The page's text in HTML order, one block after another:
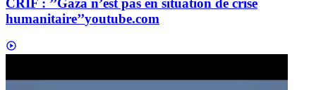
CRIF : ’’Gaza n’est pas en situation de crise
humanitaire’’youtube.com